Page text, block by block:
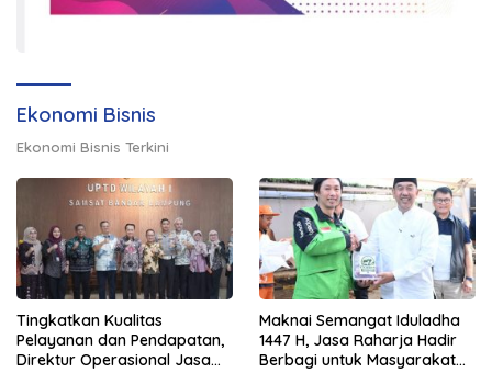
Ekonomi Bisnis
Ekonomi Bisnis Terkini
Tingkatkan Kualitas
Pelayanan dan Pendapatan,
Direktur Operasional Jasa
Maknai Semangat Iduladha
1447 H, Jasa Raharja Hadir
Berbagi untuk Masyarakat